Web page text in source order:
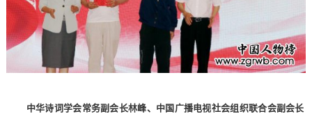
中华诗词学会常务副会长林峰、中国广播电视社会组织联合会副会长